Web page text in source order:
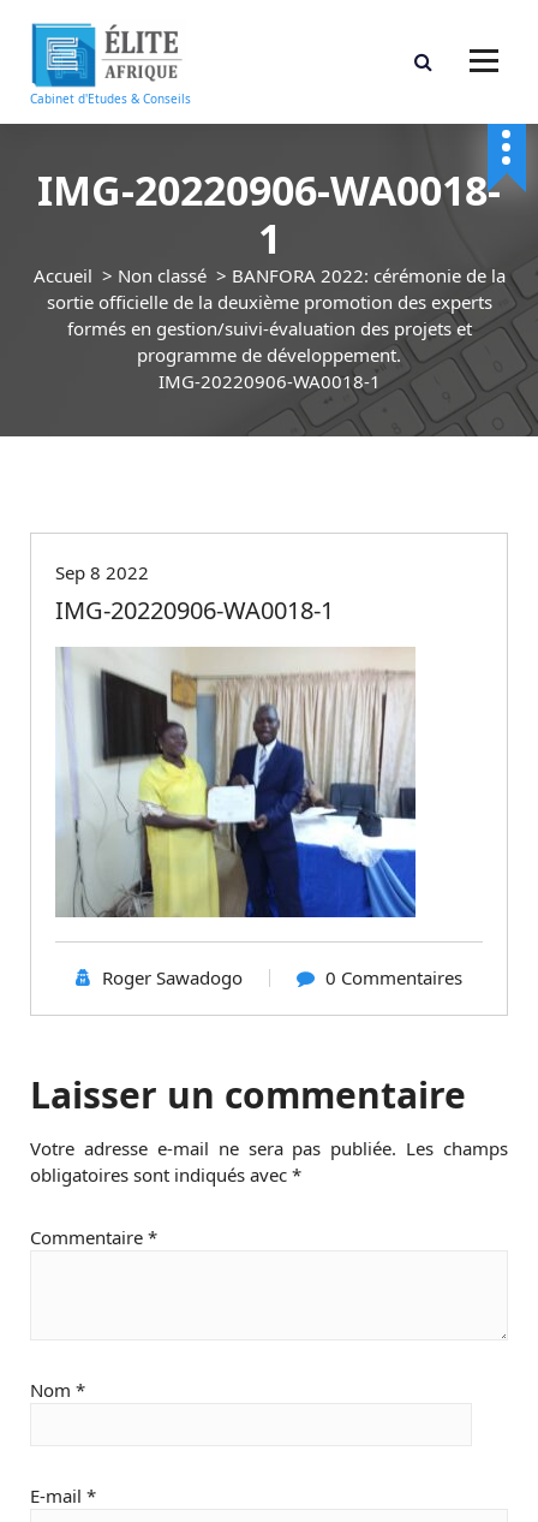
r
Cabinet d'Etudes & Conseils
IMG-20220906-WA0018-
1
Accueil > Non classé> BANFORA 2022: cérémonie de la
sortie officielle de la deuxième promotion des experts
formés en gestion/suivi-évaluation des projets et
programme de développement.
IMG-20220906-WA0018-1
Sep 8 2022
IMG-20220906-WA0018-1
Roger Sawadogo 0 Commentaires
Laisser un commentaire
Votre adresse e-mail ne sera pas publiée. Les champs
obligatoires sont indiqués avec *
Commentaire *
Nom *
E-mail *